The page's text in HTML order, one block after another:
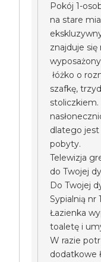
Pokój 1-
na stare
znajduje
łóżko o
szafkę,
dlatego
pobyty.
Telewizja
do Twojej
Do Twojej
Sypialnią nr
Łazienka
toaletę i
W razie
dodatkowe